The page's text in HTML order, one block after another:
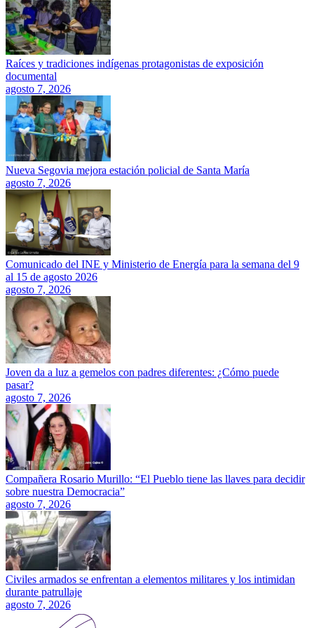
Raíces y tradiciones indígenas protagonistas de exposición
documental
agosto 7, 2026
Nueva Segovia mejora estación policial de Santa María
agosto 7, 2026
Comunicado del INE y Ministerio de Energía para la semana del 9
al 15 de agosto 2026
agosto 7, 2026
Joven da a luz a gemelos con padres diferentes: ¿Cómo puede
pasar?
agosto 7, 2026
Compañera Rosario Murillo: “El Pueblo tiene las llaves para decidir
sobre nuestra Democracia”
agosto 7, 2026
Civiles armados se enfrentan a elementos militares y los intimidan
durante patrullaje
agosto 7, 2026